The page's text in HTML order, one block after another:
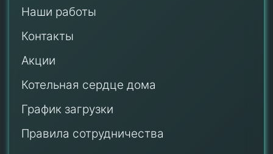
Наши работы
Контакты
Акции
Котельная сердце дома
График загрузки
Правила сотрудничества